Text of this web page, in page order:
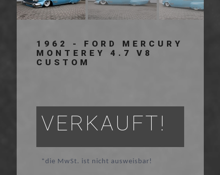
1962 - FORD MERCURY
MONTEREY 4.7 V8
CUSTOM
VERKAUFT!
*die MwSt. ist nicht ausweisbar!